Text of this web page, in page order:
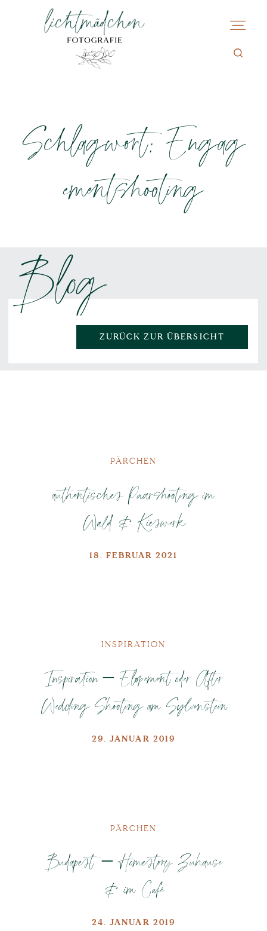
Schlagwort: Engag
ementshooting
Blog
ZURÜCK ZUR ÜBERSICHT
PÄRCHEN
authentisches Paarshooting im
Wald & Kieswerk
18. FEBRUAR 2021
INSPIRATION
Inspiration – Elopement oder After
Wedding Shooting am Sylvenstein
29. JANUAR 2019
PÄRCHEN
Budapest – Homestory Zuhause
& im Café
24. JANUAR 2019